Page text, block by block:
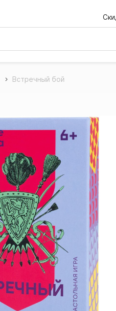
Встречный бой